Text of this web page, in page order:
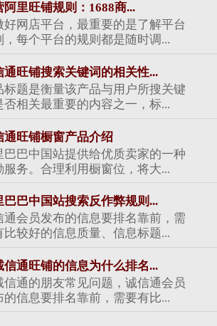
阿里旺铺规则：1688商...
好网店平台，最重要的是了解平台
，每个平台的规则都是随时调...
通旺铺搜索关键词的相关性...
标题是衡量该产品与用户所搜关键
否相关最重要的内容之一，标...
通旺铺橱窗产品介绍
巴巴中国站提供给优质卖家的一种
服务。合理利用橱窗位，将大...
巴巴中国站搜索反作弊规则...
通会员发布的信息要排名靠前，需
比较好的信息质量、信息标题...
信通旺铺的信息为什么排名...
信通的朋友常见问题，诚信通会员
的信息要排名靠前，需要有比...